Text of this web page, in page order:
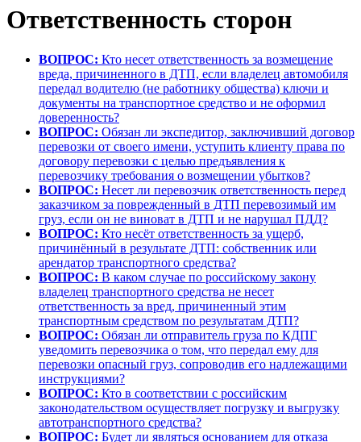
Ответственность сторон
ВОПРОС: Кто несет ответственность за возмещение
вреда, причиненного в ДТП, если владелец автомобиля
передал водителю (не работнику общества) ключи и
документы на транспортное средство и не оформил
доверенность?
ВОПРОС: Обязан ли экспедитор, заключивший договор
перевозки от своего имени, уступить клиенту права по
договору перевозки с целью предъявления к
перевозчику требования о возмещении убытков?
ВОПРОС: Несет ли перевозчик ответственность перед
заказчиком за поврежденный в ДТП перевозимый им
груз, если он не виноват в ДТП и не нарушал ПДД?
ВОПРОС: Кто несёт ответственность за ущерб,
причинённый в результате ДТП: собственник или
арендатор транспортного средства?
ВОПРОС: В каком случае по российскому закону
владелец транспортного средства не несет
ответственность за вред, причиненный этим
транспортным средством по результатам ДТП?
ВОПРОС: Обязан ли отправитель груза по КДПГ
уведомить перевозчика о том, что передал ему для
перевозки опасный груз, сопроводив его надлежащими
инструкциями?
ВОПРОС: Кто в соответствии с российским
законодательством осуществляет погрузку и выгрузку
автотранспортного средства?
ВОПРОС: Будет ли являться основанием для отказа